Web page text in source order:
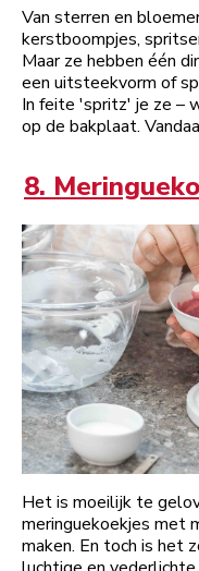
Van sterren en
kerstboompjes,
Maar ze hebben één
een uitsteekvorm of
In feite 'spritz' je ze –
op de bakplaat.
8.
Het is moeilijk te
meringuekoekjes met
maken. En toch is het